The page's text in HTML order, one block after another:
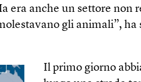
era anche un settore non
gli animali”, ha
Il primo giorno